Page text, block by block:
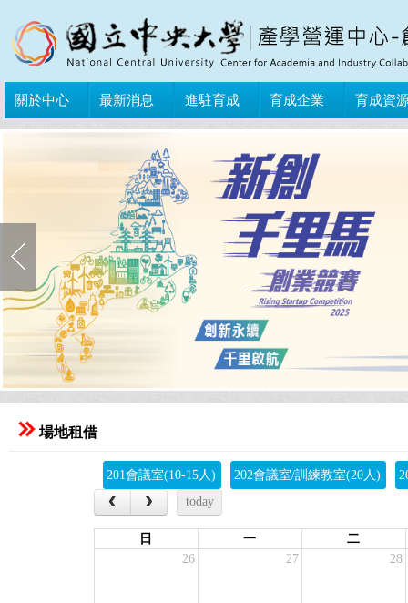
關於中心 最新消息 進駐育成 育成企業 育成資
場地租借
201會議室(10-15人) 202會議室/訓練教室(20人)
‹ › today
日 一
二
26
27 28